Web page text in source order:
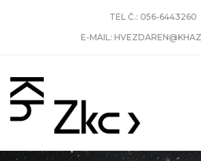
TEL Č.: 056-6443260
E-MAIL: